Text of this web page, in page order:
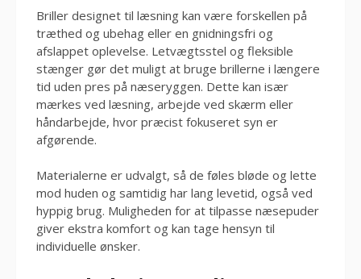
Briller designet til læsning kan være forskellen på
træthed og ubehag eller en gnidningsfri og
afslappet oplevelse. Letvægtsstel og fleksible
stænger gør det muligt at bruge brillerne i længere
tid uden pres på næseryggen. Dette kan især
mærkes ved læsning, arbejde ved skærm eller
håndarbejde, hvor præcist fokuseret syn er
afgørende.
Materialerne er udvalgt, så de føles bløde og lette
mod huden og samtidig har lang levetid, også ved
hyppig brug. Muligheden for at tilpasse næsepuder
giver ekstra komfort og kan tage hensyn til
individuelle ønsker.